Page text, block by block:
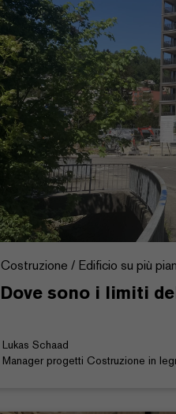
Costruzione / Edificio su più
Dove sono i limiti
Lukas Schaad
Manager progetti Costruzione in